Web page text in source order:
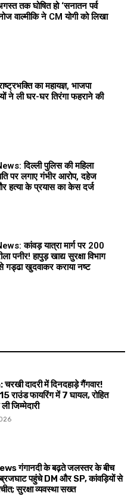
तक घोषित हो ‘सनातन पर्व
वाल्मीकि ने CM योगी को लिखा
का महायज्ञ, भाजपा
ने ली घर-घर तिरंगा फहराने की
दिल्ली पुलिस की महिला
पर लगाए गंभीर आरोप, दहेज
हत्या के प्रयास का केस दर्ज
कांवड़ यात्रा मार्ग पर 200
पनीर! हापुड़ खाद्य सुरक्षा विभाग
गड्ढा खुदवाकर कराया नष्ट
दादरी में दिनदहाड़े गैंगवार!
15 राउंड फायरिंग में 7 घायल, रोहित
जिम्मेदारी
गंगानदी के बढ़ते जलस्तर के बीच
पहुंचे DM और SP, कांवड़ियों से
सुरक्षा व्यवस्था सख्त